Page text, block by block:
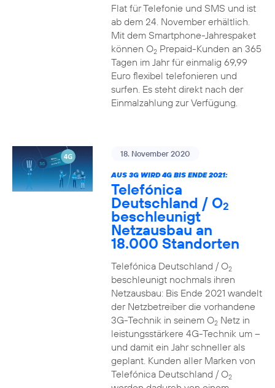
Flat für Telefonie und SMS und ist
ab dem 24. November erhältlich.
Mit dem Smartphone-Jahrespaket
können O2Prepaid-Kunden an 365
Tagen im Jahr für einmalig 69,99
Euro flexibel telefonieren und
surfen. Es steht direkt nach der
Einmalzahlung zur Verfügung.
18. November 2020
AUS 3G WIRD 4G BIS ENDE 2021:
Telefónica
Deutschland / O2
beschleunigt
Netzausbau an
18.000 Standorten
Telefónica Deutschland / O2
beschleunigt nochmals ihren
Netzausbau: Bis Ende 2021 wandelt
der Netzbetreiber die vorhandene
3G-Technik in seinem O2Netz in
leistungsstärkere 4G-Technik um –
und damit ein Jahr schneller als
geplant. Kunden aller Marken von
Telefónica Deutschland / O2